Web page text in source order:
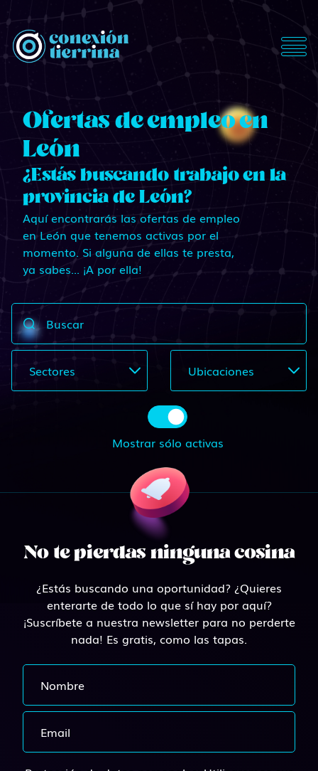
ConexionTierrina
Ofertas de empleo en
León
¿Estás buscando trabajo en la
provincia de León?
Aquí encontrarás las ofertas de empleo
en León que tenemos activas por el
momento. Si alguna de ellas te presta,
ya sabes... ¡A por ella!
Buscar
Sectores Ubicaciones
Mostrar sólo activas
No te pierdas ninguna cosina
¿Estás buscando una oportunidad? ¿Quieres
enterarte de todo lo que sí hay por aquí?
¡Suscríbete a nuestra newsletter para no perderte
nada! Es gratis, como las tapas.